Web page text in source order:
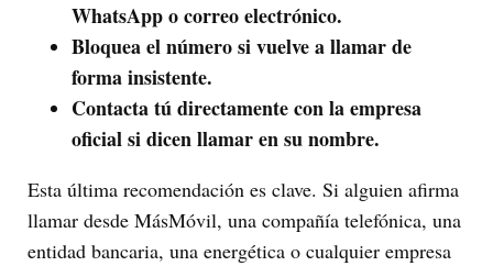
WhatsApp o correo electrónico.
Bloquea el número si vuelve a llamar de
forma insistente.
Contacta tú directamente con la empresa
oficial si dicen llamar en su nombre.
Esta última recomendación es clave. Si alguien afirma
llamar desde MásMóvil, una compañía telefónica, una
entidad bancaria, una energética o cualquier empresa